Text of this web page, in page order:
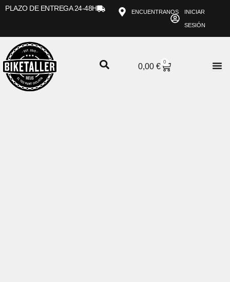
PLAZO DE ENTREGA 24-48H ENCUENTRANOS INICIAR
SESIÓN
0,00€
0
CARRITO